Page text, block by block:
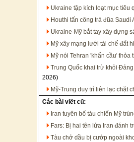
Ukraine tập kích loạt mục tiêu
Houthi tấn công trả đũa
Ukraine-Mỹ bắt tay xây dựng
Mỹ xây mạng lưới tái chế đất
Mỹ nói Tehran 'khẩn cầu'
Trung Quốc khai trừ khỏi
2026)
Mỹ-Trung duy trì liên lạc chặt
Các bài viết cũ:
Iran tuyên bố tàu chiến Mỹ
Fars: Bị hai tên lửa Iran đánh
Tàu chở dầu bị cướp ngoài